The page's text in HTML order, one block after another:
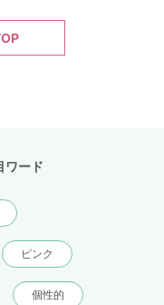
ワード
ピンク
個性的